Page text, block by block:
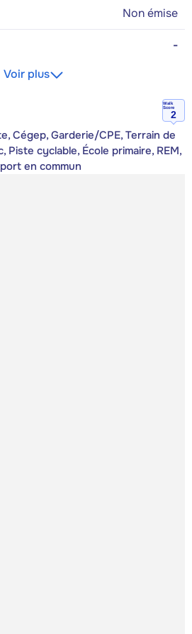
Non émise
-
Voir plus
Walk
Score
2
Cégep, Garderie/CPE, Terrain de
Piste cyclable, École primaire, REM,
en commun